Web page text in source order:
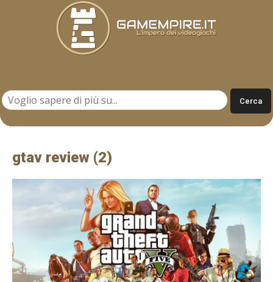
gtav review (2)